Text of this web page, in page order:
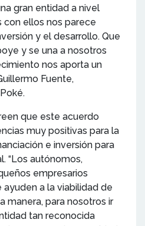
gran entidad a nivel
con ellos nos parece
y el desarrollo. Que
y se una a nosotros
nos aporta un
Fuente,
que este acuerdo
muy positivas para la
e inversión para
“Los autónomos,
empresarios
a la viabilidad de
manera, para nosotros ir
tan reconocida